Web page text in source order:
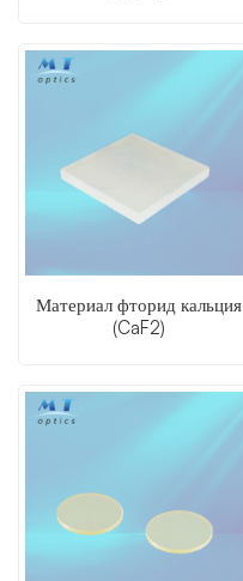
Материал фторид кальция
(CaF2)